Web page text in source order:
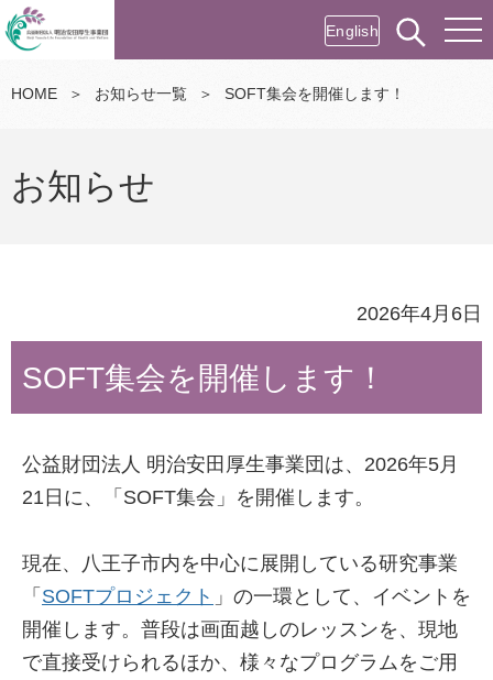
English
HOME ＞ お知らせ一覧 ＞ SOFT集会を開催します！
お知らせ
2026年4月6日
SOFT集会を開催します！
公益財団法人 明治安田厚生事業団は、2026年5月
21日に、「SOFT集会」を開催します。
現在、八王子市内を中心に展開している研究事業
「 SOFTプロジェクト 」の一環として、イベントを
開催します。普段は画面越しのレッスンを、現地
で直接受けられるほか、様々なプログラムをご用